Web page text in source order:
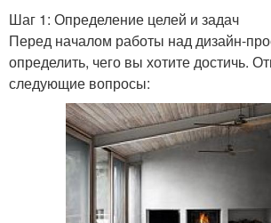
Шаг 1: Определение целей и задач
Перед началом работы над дизайн-
определить, чего вы хотите достичь.
следующие вопросы: